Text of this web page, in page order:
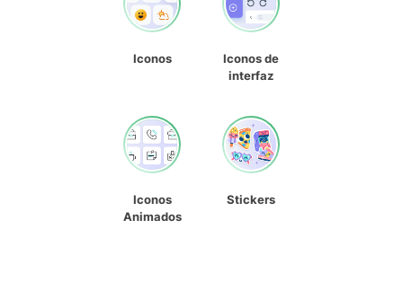
Iconos
Iconos de
interfaz
Iconos
Animados
Stickers